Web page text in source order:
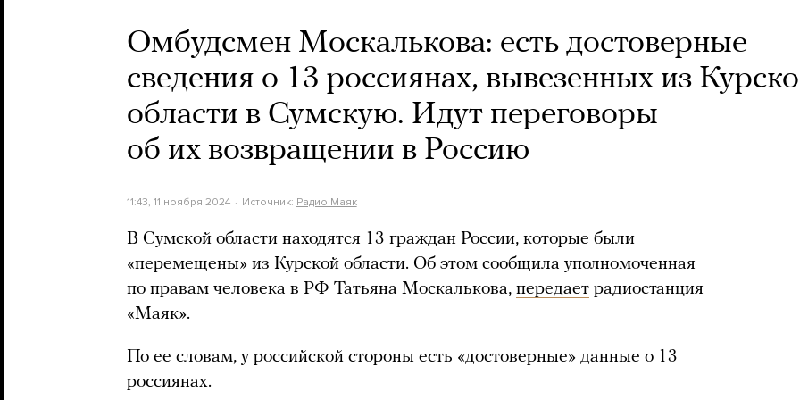
Омбудсмен Москалькова: есть достоверные
сведения о 13 россиянах, вывезенных из
области в Сумскую. Идут переговоры
об их возвращении в Россию
11:43, 11 ноября 2024 Источник: Радио Маяк
В Сумской области находятся 13 граждан России, которые были
«перемещены» из Курской области. Об этом сообщила уполномоченная
по правам человека в РФ Татьяна Москалькова, передает радиостанция
«Маяк».
По ее словам, у российской стороны есть «достоверные» данные о 13
россиянах.